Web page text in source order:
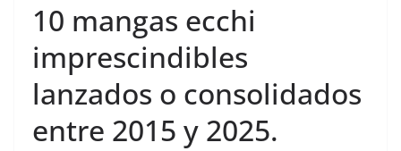
10 mangas ecchi
imprescindibles
lanzados o consolidados
entre 2015 y 2025.